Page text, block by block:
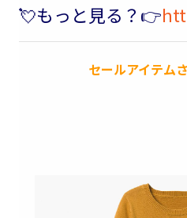
💘もっと見る？👉
セールアイテム